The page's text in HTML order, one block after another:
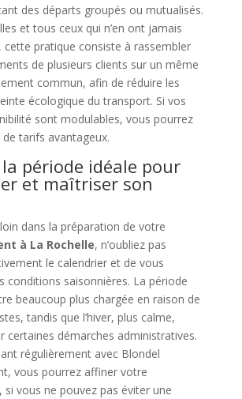
des départs groupés ou mutualisés.
et tous ceux qui n’en ont jamais
cette pratique consiste à rassembler
de plusieurs clients sur un même
commun, afin de réduire les
écologique du transport. Si vos
sont modulables, vous pourrez
tarifs avantageux.
période idéale pour
et maîtriser son
dans la préparation de votre
à La Rochelle, n’oubliez pas
le calendrier et de vous
conditions saisonnières. La période
beaucoup plus chargée en raison de
tandis que l’hiver, plus calme,
certaines démarches administratives.
régulièrement avec Blondel
vous pourrez affiner votre
vous ne pouvez pas éviter une